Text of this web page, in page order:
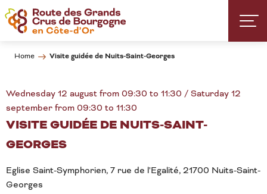
Aller
au
contenu
Home Visite guidée de Nuits-Saint-Georges
Wednesday 12 august from 09:30 to 11:30 / Saturday 12
september from 09:30 to 11:30
VISITE GUIDÉE DE NUITS-SAINT-
GEORGES
Eglise Saint-Symphorien, 7 rue de l'Egalité, 21700 Nuits-Saint-
Georges